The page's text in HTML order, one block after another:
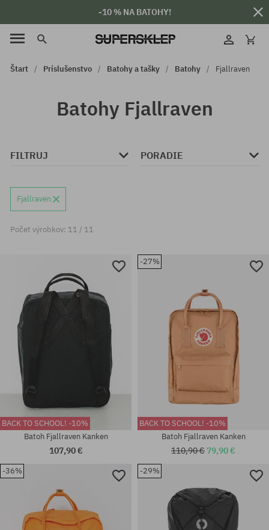
-10 % NA BATOHY!
Štart Príslušenstvo Batohy a tašky Batohy Fjallraven
Batohy Fjallraven
FILTRUJ PORADIE
Fjallraven
Počet výrobkov: 11 / 11
BACK TO SCHOOL! -10%
Batoh Fjallraven Kanken
107,90 €
-27%
BACK TO SCHOOL! -10%
Batoh Fjallraven Kanken
110,90 € 79,90 €
-36% -29%